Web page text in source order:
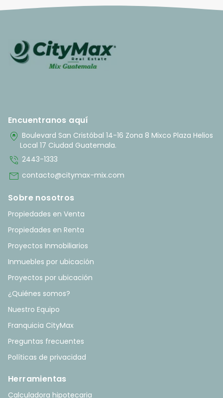
Encuentranos aquí
home_pin Boulevard San Cristóbal 14-16 Zona 8 Mixco Plaza Helios
Local 17 Ciudad Guatemala.
phone_in_talk 2443-1333
mail contacto@citymax-mix.com
Sobre nosotros
Propiedades en Venta
Propiedades en Renta
Proyectos Inmobiliarios
Inmuebles por ubicación
Proyectos por ubicación
¿Quiénes somos?
Nuestro Equipo
Franquicia CityMax
Preguntas frecuentes
Políticas de privacidad
Herramientas
Calculadora hipotecaria